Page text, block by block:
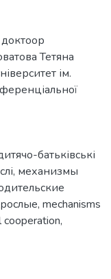
Тетяна
ім.
батьківські
, механизмы
, mechanisms
,